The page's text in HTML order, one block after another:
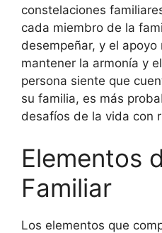
constelaciones
cada miembro de la
desempeñar, y el
mantener la armonía y
persona siente que
su familia, es más
desafíos de la vida con
Elementos
Familiar
Los elementos que